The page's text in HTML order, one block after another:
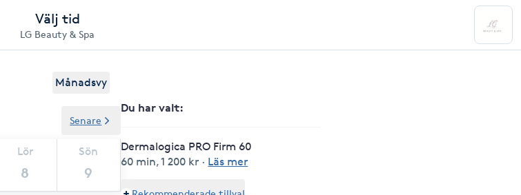
Välj tid
LG Beauty & Spa
Månadsvy
Lör
8
Sön
9
Senare
Du har valt:
Dermalogica PRO Firm 60
60 min,1 200 kr · Läs mer